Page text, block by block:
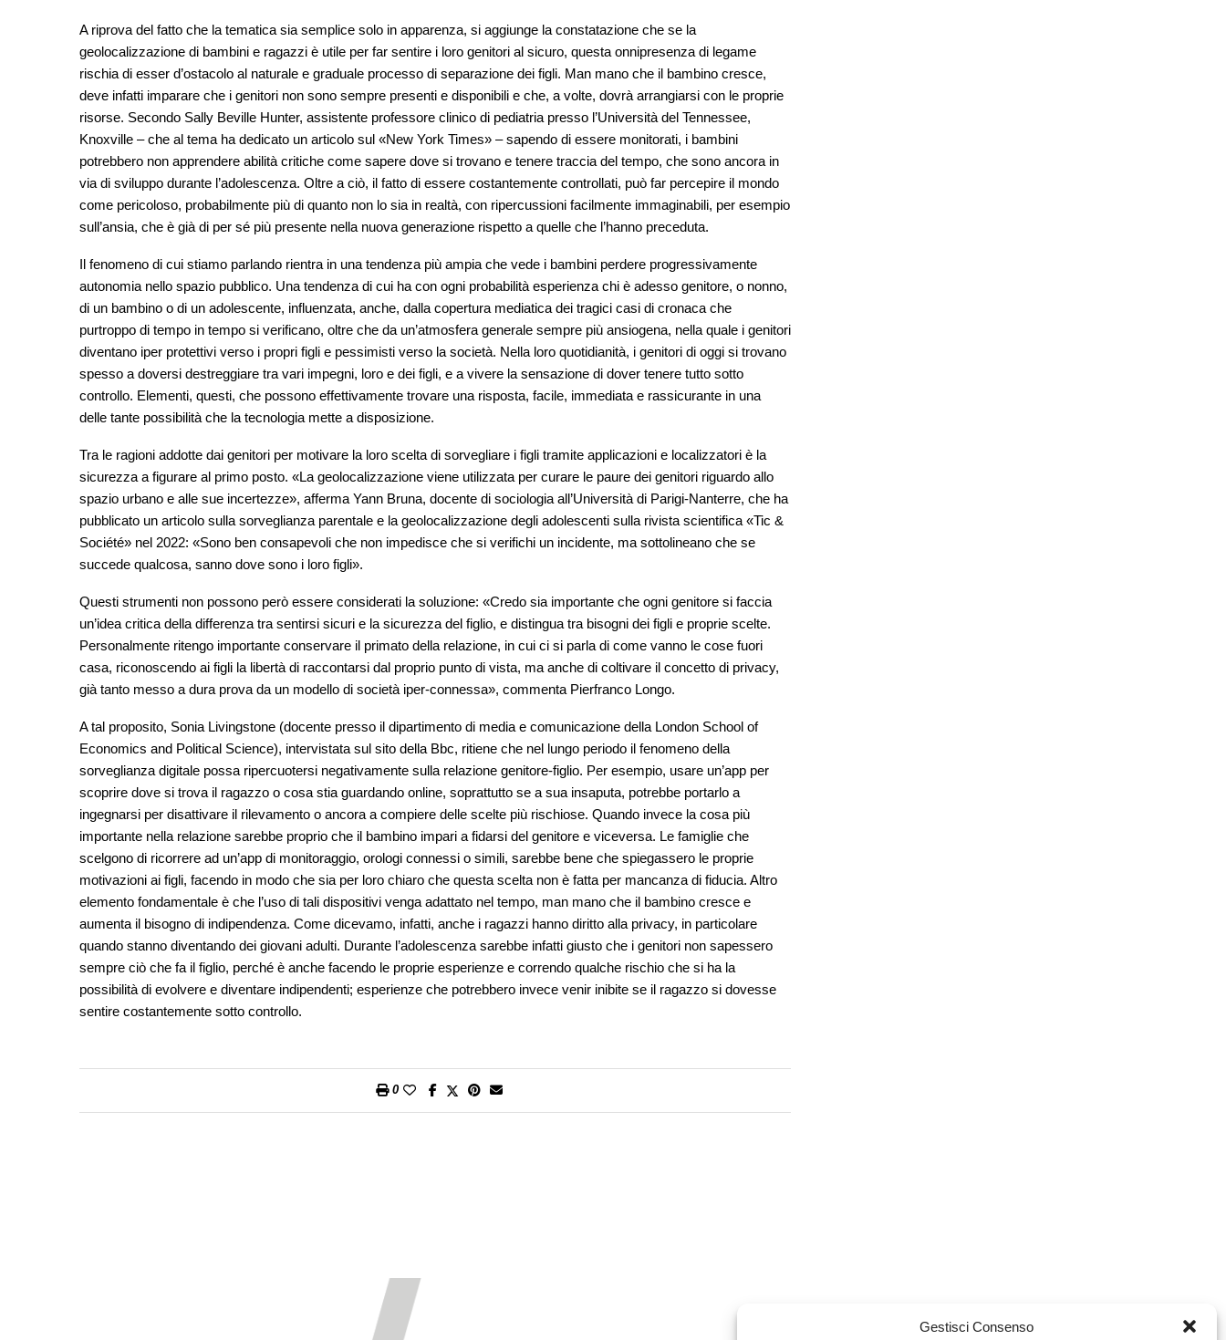
Gestisci Consenso
A riprova del fatto che la tematica sia semplice solo in apparenza, si aggiunge la constatazione che se la
geolocalizzazione di bambini e ragazzi è utile per far sentire i loro genitori al sicuro, questa onnipresenza di legame
rischia di esser d’ostacolo al naturale e graduale processo di separazione dei figli. Man mano che il bambino cresce,
deve infatti imparare che i genitori non sono sempre presenti e disponibili e che, a volte, dovrà arrangiarsi con le proprie
risorse. Secondo Sally Beville Hunter, assistente professore clinico di pediatria presso l’Università del Tennessee,
Knoxville – che al tema ha dedicato un articolo sul «New York Times» – sapendo di essere monitorati, i bambini
potrebbero non apprendere abilità critiche come sapere dove si trovano e tenere traccia del tempo, che sono ancora in
via di sviluppo durante l’adolescenza. Oltre a ciò, il fatto di essere costantemente controllati, può far percepire il mondo
come pericoloso, probabilmente più di quanto non lo sia in realtà, con ripercussioni facilmente immaginabili, per esempio
sull’ansia, che è già di per sé più presente nella nuova generazione rispetto a quelle che l’hanno preceduta.
Il fenomeno di cui stiamo parlando rientra in una tendenza più ampia che vede i bambini perdere progressivamente
autonomia nello spazio pubblico. Una tendenza di cui ha con ogni probabilità esperienza chi è adesso genitore, o nonno,
di un bambino o di un adolescente, influenzata, anche, dalla copertura mediatica dei tragici casi di cronaca che
purtroppo di tempo in tempo si verificano, oltre che da un’atmosfera generale sempre più ansiogena, nella quale i genitori
diventano iper protettivi verso i propri figli e pessimisti verso la società. Nella loro quotidianità, i genitori di oggi si trovano
spesso a doversi destreggiare tra vari impegni, loro e dei figli, e a vivere la sensazione di dover tenere tutto sotto
controllo. Elementi, questi, che possono effettivamente trovare una risposta, facile, immediata e rassicurante in una
delle tante possibilità che la tecnologia mette a disposizione.
Tra le ragioni addotte dai genitori per motivare la loro scelta di sorvegliare i figli tramite applicazioni e localizzatori è la
sicurezza a figurare al primo posto. «La geolocalizzazione viene utilizzata per curare le paure dei genitori riguardo allo
spazio urbano e alle sue incertezze», afferma Yann Bruna, docente di sociologia all’Università di Parigi-Nanterre, che ha
pubblicato un articolo sulla sorveglianza parentale e la geolocalizzazione degli adolescenti sulla rivista scientifica «Tic &
Société» nel 2022: «Sono ben consapevoli che non impedisce che si verifichi un incidente, ma sottolineano che se
succede qualcosa, sanno dove sono i loro figli».
Questi strumenti non possono però essere considerati la soluzione: «Credo sia importante che ogni genitore si faccia
un’idea critica della differenza tra sentirsi sicuri e la sicurezza del figlio, e distingua tra bisogni dei figli e proprie scelte.
Personalmente ritengo importante conservare il primato della relazione, in cui ci si parla di come vanno le cose fuori
casa, riconoscendo ai figli la libertà di raccontarsi dal proprio punto di vista, ma anche di coltivare il concetto di privacy,
già tanto messo a dura prova da un modello di società iper-connessa», commenta Pierfranco Longo.
A tal proposito, Sonia Livingstone (docente presso il dipartimento di media e comunicazione della London School of
Economics and Political Science), intervistata sul sito della Bbc, ritiene che nel lungo periodo il fenomeno della
sorveglianza digitale possa ripercuotersi negativamente sulla relazione genitore-figlio. Per esempio, usare un’app per
scoprire dove si trova il ragazzo o cosa stia guardando online, soprattutto se a sua insaputa, potrebbe portarlo a
ingegnarsi per disattivare il rilevamento o ancora a compiere delle scelte più rischiose. Quando invece la cosa più
importante nella relazione sarebbe proprio che il bambino impari a fidarsi del genitore e viceversa. Le famiglie che
scelgono di ricorrere ad un’app di monitoraggio, orologi connessi o simili, sarebbe bene che spiegassero le proprie
motivazioni ai figli, facendo in modo che sia per loro chiaro che questa scelta non è fatta per mancanza di fiducia. Altro
elemento fondamentale è che l’uso di tali dispositivi venga adattato nel tempo, man mano che il bambino cresce e
aumenta il bisogno di indipendenza. Come dicevamo, infatti, anche i ragazzi hanno diritto alla privacy, in particolare
quando stanno diventando dei giovani adulti. Durante l’adolescenza sarebbe infatti giusto che i genitori non sapessero
sempre ciò che fa il figlio, perché è anche facendo le proprie esperienze e correndo qualche rischio che si ha la
possibilità di evolvere e diventare indipendenti; esperienze che potrebbero invece venir inibite se il ragazzo si dovesse
sentire costantemente sotto controllo.
0